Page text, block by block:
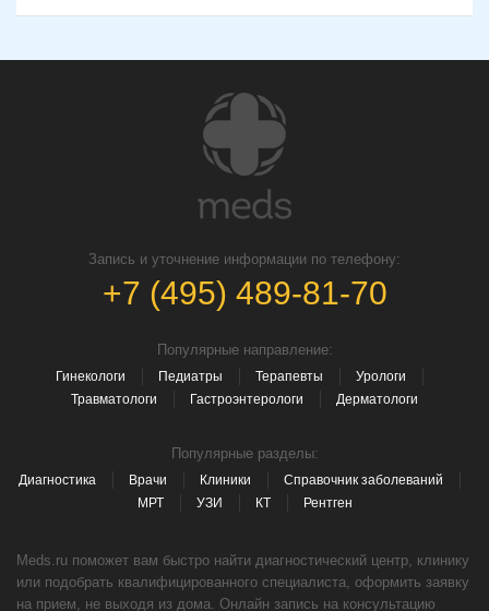
Запись и уточнение информации по телефону:
+7 (495) 489-81-70
Популярные направление:
Гинекологи Педиатры Терапевты
Урологи
Травматологи
Гастроэнтерологи Дерматологи
Популярные разделы:
Диагностика Врачи Клиники
Справочник заболеваний
МРТ
УЗИ КТ Рентген
Meds.ru поможет вам быстро найти диагностический центр, клинику
или подобрать квалифицированного специалиста, оформить заявку
на прием, не выходя из дома. Онлайн запись на консультацию